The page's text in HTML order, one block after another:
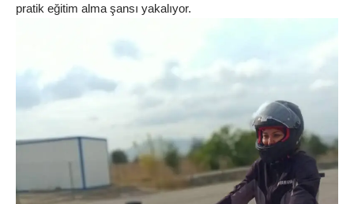
pratik eğitim alma şansı yakalıyor.